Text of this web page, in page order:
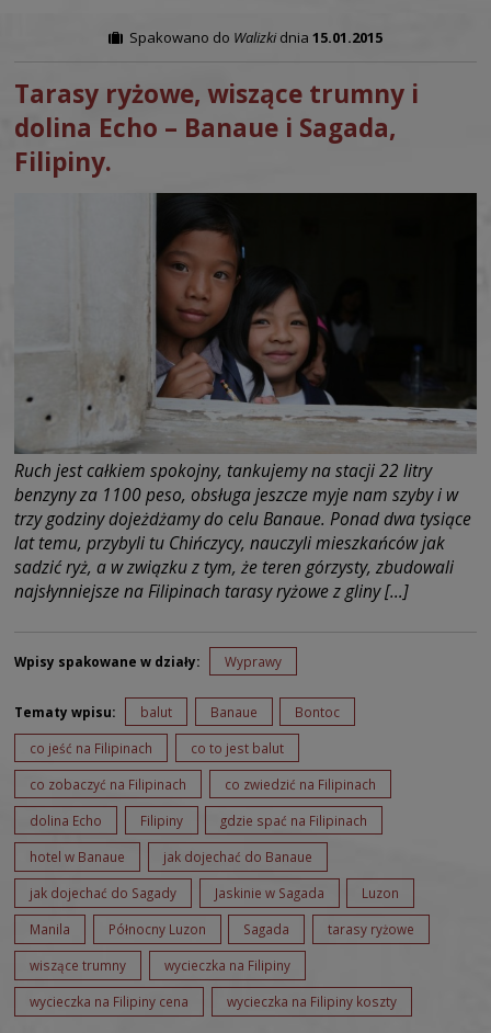
Spakowano do Walizkidnia 15.01.2015
Tarasy ryżowe, wiszące trumny i
dolina Echo – Banaue i Sagada,
Filipiny.
Ruch jest całkiem spokojny, tankujemy na stacji 22 litry
benzyny za 1100 peso, obsługa jeszcze myje nam szyby i w
trzy godziny dojeżdżamy do celu Banaue. Ponad dwa tysiące
lat temu, przybyli tu Chińczycy, nauczyli mieszkańców jak
sadzić ryż, a w związku z tym, że teren górzysty, zbudowali
najsłynniejsze na Filipinach tarasy ryżowe z gliny […]
Wpisy spakowane w działy: Wyprawy
Tematy wpisu: balut Banaue Bontoc
co jeść na Filipinach co to jest balut
co zobaczyć na Filipinach co zwiedzić na Filipinach
dolina Echo Filipiny gdzie spać na Filipinach
hotel w Banaue jak dojechać do Banaue
jak dojechać do Sagady Jaskinie w Sagada Luzon
Manila Północny Luzon Sagada tarasy ryżowe
wiszące trumny wycieczka na Filipiny
wycieczka na Filipiny cena wycieczka na Filipiny koszty